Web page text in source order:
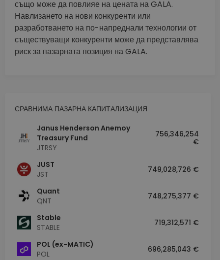
също може да повлияе на цената на GALA.
Навлизането на нови конкуренти или
разработването на по-напреднали технологии от
съществуващи конкуренти може да представлява
риск за пазарната позиция на GALA.
СРАВНИМА ПАЗАРНА КАПИТАЛИЗАЦИЯ
Janus Henderson Anemoy
Treasury Fund
JTRSY
756,346,254
€
JUST
JST
749,028,726 €
Quant
QNT
748,275,377 €
​​Stable
STABLE
719,312,571 €
POL (ex-MATIC)
POL
696,285,043 €